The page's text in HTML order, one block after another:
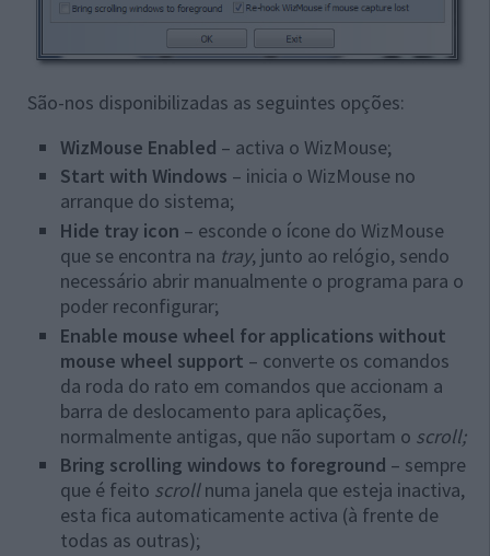
São-nos disponibilizadas as seguintes opções:
WizMouse Enabled – activa o WizMouse;
Start with Windows – inicia o WizMouse no
arranque do sistema;
Hide tray icon – esconde o ícone do WizMouse
que se encontra na tray, junto ao relógio, sendo
necessário abrir manualmente o programa para o
poder reconfigurar;
Enable mouse wheel for applications without
mouse wheel support – converte os comandos
da roda do rato em comandos que accionam a
barra de deslocamento para aplicações,
normalmente antigas, que não suportam o scroll;
Bring scrolling windows to foreground – sempre
que é feito scrollnuma janela que esteja inactiva,
esta fica automaticamente activa (à frente de
todas as outras);